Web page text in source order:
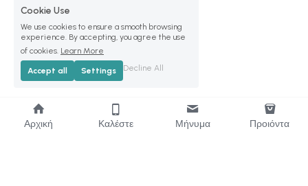
Αρχική Καλέστε Μήνυμα Προιόντα
Cookie Use
We use cookies to ensure a smooth browsing
experience. By accepting, you agree the use
of cookies. Learn More
Accept all Settings Decline All